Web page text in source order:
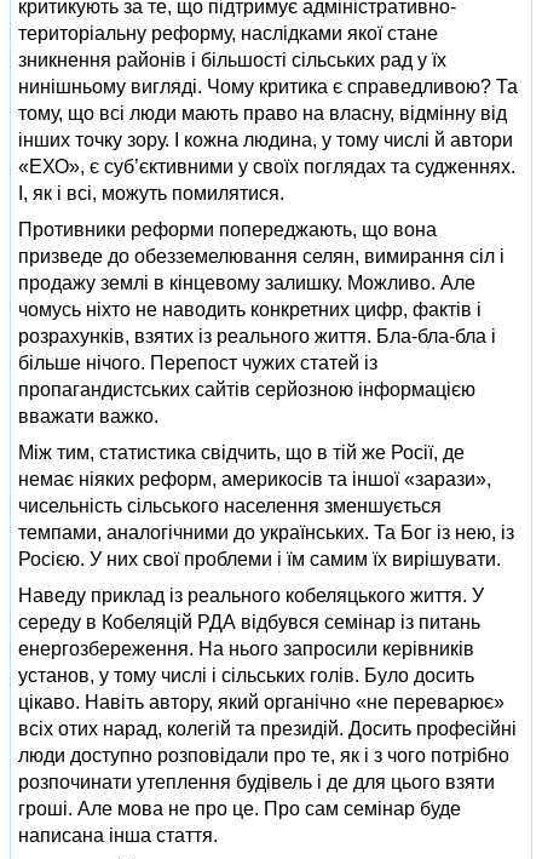
критикують за те, що підтримує адміністративно-
територіальну реформу, наслідками якої стане
зникнення районів і більшості сільських рад у їх
нинішньому вигляді. Чому критика є справедливою? Та
тому, що всі люди мають право на власну, відмінну від
інших точку зору. І кожна людина, у тому числі й автори
«ЕХО», є суб’єктивними у своїх поглядах та судженнях.
І, як і всі, можуть помилятися.
Противники реформи попереджають, що вона
призведе до обезземелювання селян, вимирання сіл і
продажу землі в кінцевому залишку. Можливо. Але
чомусь ніхто не наводить конкретних цифр, фактів і
розрахунків, взятих із реального життя. Бла-бла-бла і
більше нічого. Перепост чужих статей із
пропагандистських сайтів серйозною інформацією
вважати важко.
Між тим, статистика свідчить, що в тій же Росії, де
немає ніяких реформ, америкосів та іншої «зарази»,
чисельність сільського населення зменшується
темпами, аналогічними до українських. Та Бог із нею, із
Росією. У них свої проблеми і їм самим їх вирішувати.
Наведу приклад із реального кобеляцького життя. У
середу в Кобеляцій РДА відбувся семінар із питань
енергозбереження. На нього запросили керівників
установ, у тому числі і сільських голів. Було досить
цікаво. Навіть автору, який органічно «не переварює»
всіх отих нарад, колегій та президій. Досить професійні
люди доступно розповідали про те, як і з чого потрібно
розпочинати утеплення будівель і де для цього взяти
гроші. Але мова не про це. Про сам семінар буде
написана інша стаття.